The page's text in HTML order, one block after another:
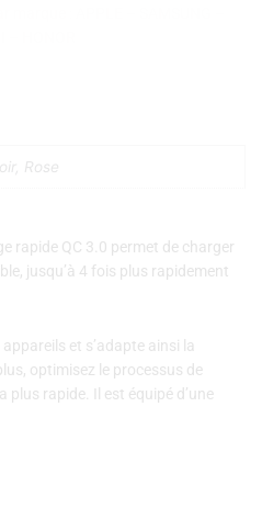
Rose
rapide QC 3.0 permet de charger
jusqu’à 4 fois plus rapidement
et s’adapte ainsi la
optimisez le processus de
plus rapide. Il est équipé d’une